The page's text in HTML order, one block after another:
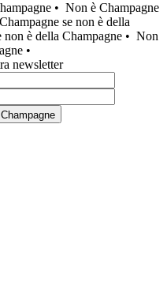
• Non è Champagne
se non è della
è della Champagne • Non
•
newsletter